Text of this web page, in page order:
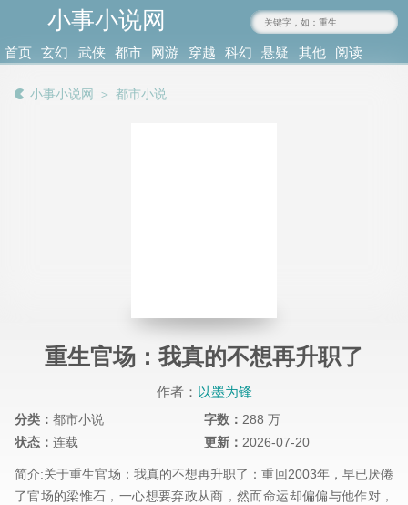
小事小说网
www.xiaoshi.org
首页
玄幻
武侠
都市
网游
穿越
科幻
悬疑
其他
阅读
小事小说网 ＞ 都市小说
重生官场：我真的不想再升职了
作者： 以墨为锋
分类： 都市小说 字数： 288 万
状态： 连载 更新： 2026-07-20
简介:关于重生官场：我真的不想再升职了：重回2003年，早已厌倦
了官场的梁惟石，一心想要弃政从商，然而命运却偏偏与他作对，